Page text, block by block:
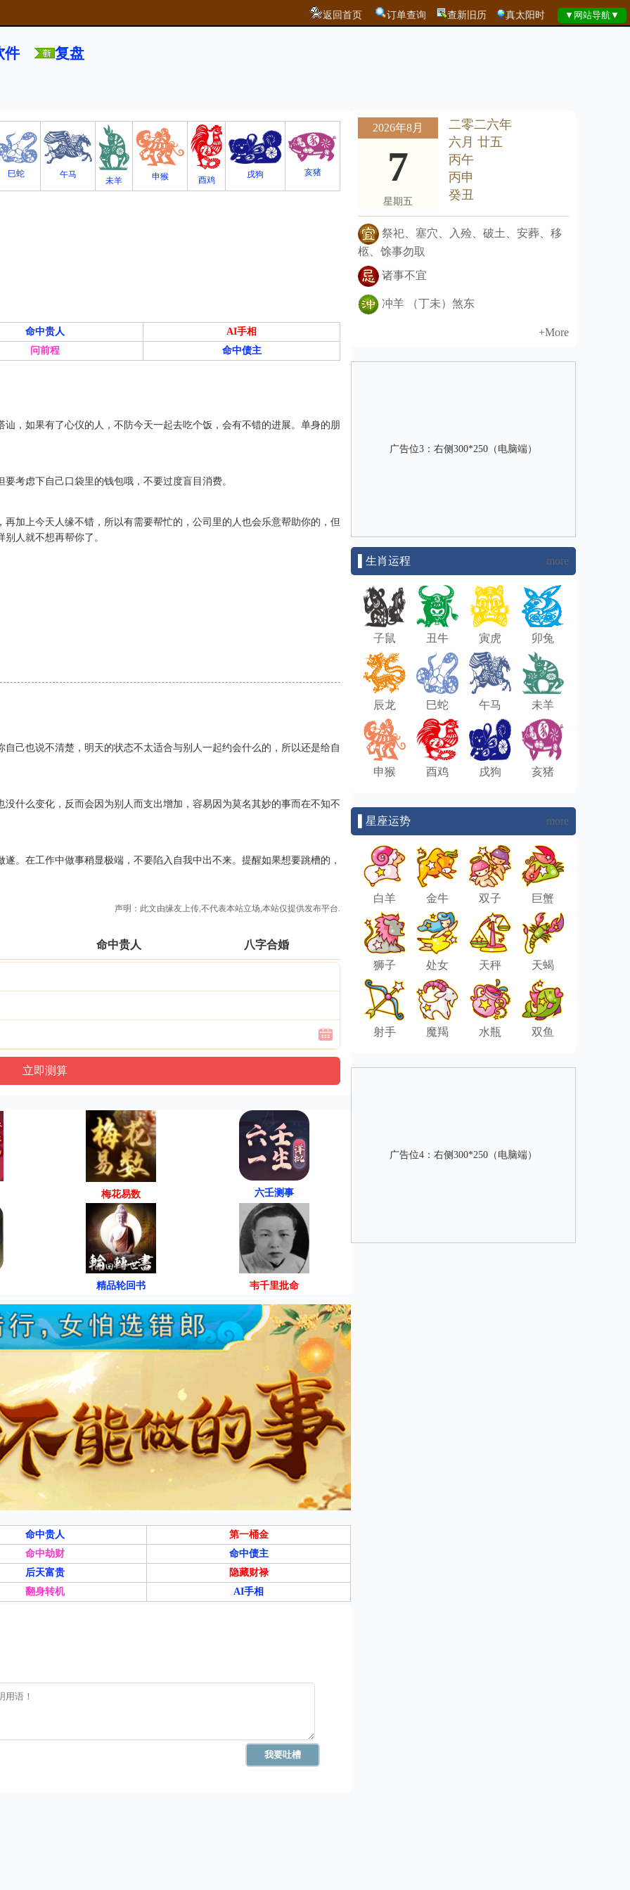
返回首页 订单查询 查新旧历 真太阳时
件 复盘
巳蛇 午马
未羊 申猴 酉鸡
戌狗 亥猪
命中贵人
AI手相
问前程
命中债主
，如果有了心仪的人，不防今天一起去吃个饭，会有不错的进展。单身的朋
考虑下自己口袋里的钱包哦，不要过度盲目消费。
加上今天人缘不错，所以有需要帮忙的，公司里的人也会乐意帮助你的，但
人就不想再帮你了。
己也说不清楚，明天的状态不太适合与别人一起约会什么的，所以还是给自
什么变化，反而会因为别人而支出增加，容易因为莫名其妙的事而在不知不
。在工作中做事稍显极端，不要陷入自我中出不来。提醒如果想要跳槽的，
声明：此文由缘友上传,不代表本站立场,本站仅提供发布平台.
命中贵人 八字合婚
梅花易数 六壬测事
精品轮回书 韦千里批命
命中贵人
第一桶金
命中劫财
命中债主
后天富贵
隐藏财禄
翻身转机
AI手相
2026年8月
7
星期五
二零二六年
六月 廿五
丙午
丙申
癸丑
祭祀、塞穴、入殓、破土、安葬、移
柩、馀事勿取
诸事不宜
冲羊 （丁未）煞东
+More
广告位3：右侧300*250（电脑端）
▌生肖运程 more
子鼠 丑牛 寅虎 卯兔
辰龙 巳蛇 午马 未羊
申猴 酉鸡 戌狗 亥猪
▌星座运势 more
白羊 金牛 双子 巨蟹
狮子 处女 天秤 天蝎
射手 魔羯 水瓶 双鱼
广告位4：右侧300*250（电脑端）